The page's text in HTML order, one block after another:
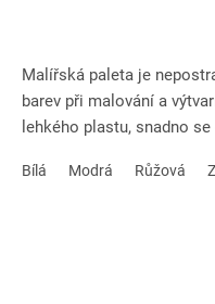
Malířská paleta je
barev při malování a
lehkého plastu, snadno
Bílá Modrá Růžová